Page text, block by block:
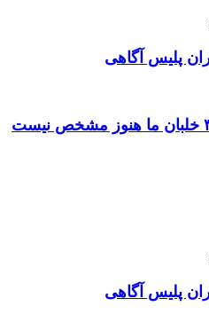
پلیس آگاهی
پلیس آگاهی